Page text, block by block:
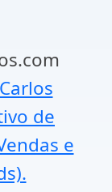
Carlos
de
e